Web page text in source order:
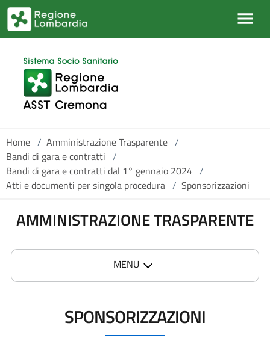
Skip to main content
Home / Amministrazione Trasparente /
Bandi di gara e contratti /
Bandi di gara e contratti dal 1° gennaio 2024 /
Atti e documenti per singola procedura / Sponsorizzazioni
AMMINISTRAZIONE TRASPARENTE
MENU
SPONSORIZZAZIONI